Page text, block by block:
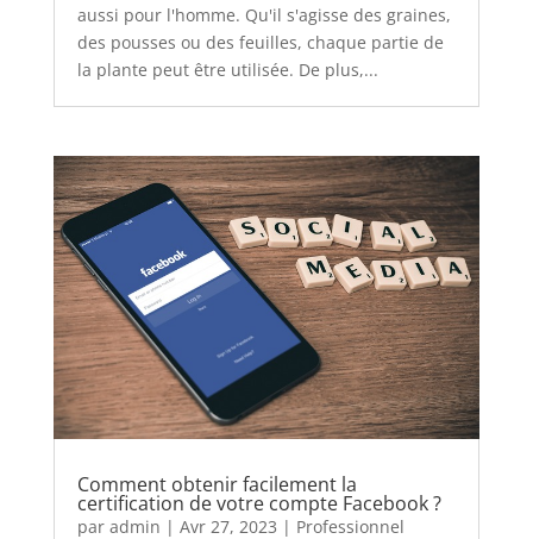
aussi pour l'homme. Qu'il s'agisse des graines,
des pousses ou des feuilles, chaque partie de
la plante peut être utilisée. De plus,...
Comment obtenir facilement la
certification de votre compte Facebook ?
par admin | Avr 27, 2023 | Professionnel